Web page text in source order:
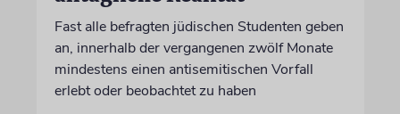
Fast alle befragten jüdischen Studenten geben
an, innerhalb der vergangenen zwölf Monate
mindestens einen antisemitischen Vorfall
erlebt oder beobachtet zu haben